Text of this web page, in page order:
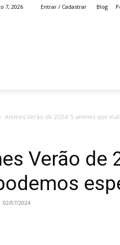
7, 2026 Entrar / Cadastrar Blog
Animes Verão de 2024: 5 animes que
Verão de
02/07/2024